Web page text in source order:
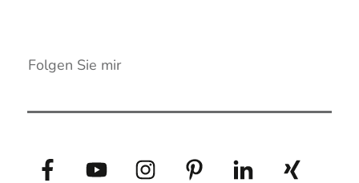
Folgen Sie mir